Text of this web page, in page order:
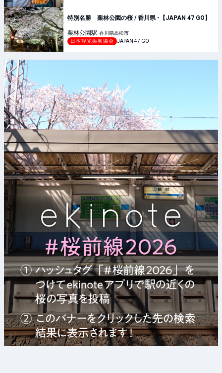
特別名勝 栗林公園の桜 / 香川県 -【JAPAN 47 GO】
栗林公園駅 香川県高松市
日本観光振興協会
JAPAN 47 GO